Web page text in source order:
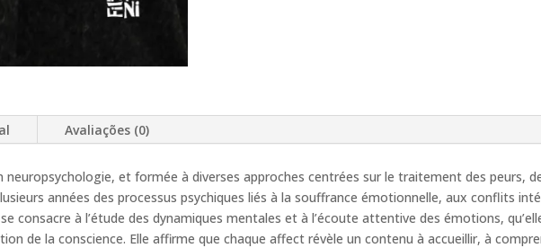
Avaliações (0)
et formée à diverses approches centrées sur le traitement des peurs,
années des processus psychiques liés à la souffrance émotionnelle, aux conflits
consacre à l’étude des dynamiques mentales et à l’écoute attentive des émotions,
de la conscience. Elle affirme que chaque affect révèle un contenu à accueillir, à